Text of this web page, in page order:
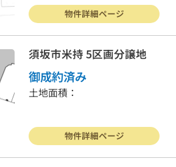
物件詳細ページ
須坂市米持 5区画分譲地
御成約済み
土地面積：
物件詳細ページ
事業物件